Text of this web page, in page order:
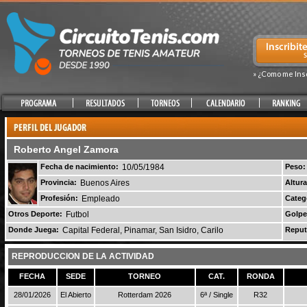
» ¿Como me
Roberto Angel Zamora
Fecha de nacimiento: 10/05/1984
Peso:
Provincia:
Buenos Aires
Profesión:
Empleado
Otros Deporte:
Futbol
Donde Juega: Capital Federal, Pinamar, San Isidro, Carilo
REPRODUCCION DE LA ACTIVIDAD
FECHA SEDE TORNEO CAT. RONDA
28/01/2026 El Abierto Rotterdam 2026 6ª / Single R32